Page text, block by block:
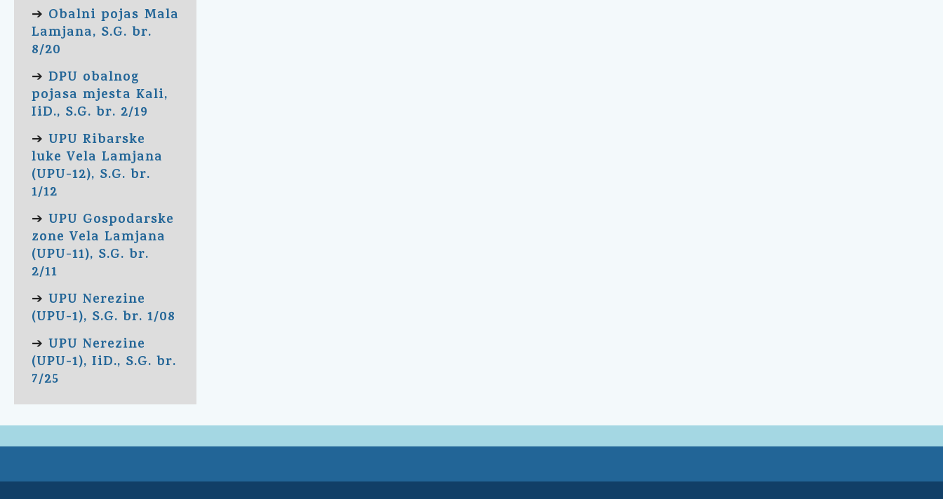
➔ Obalni pojas Mala
Lamjana, S.G. br.
8/20
➔ DPU obalnog
pojasa mjesta Kali,
IiD., S.G. br. 2/19
➔ UPU Ribarske
luke Vela Lamjana
(UPU-12), S.G. br.
1/12
➔ UPU Gospodarske
zone Vela Lamjana
(UPU-11), S.G. br.
2/11
➔ UPU Nerezine
(UPU-1), S.G. br. 1/08
➔ UPU Nerezine
(UPU-1), IiD., S.G. br.
7/25